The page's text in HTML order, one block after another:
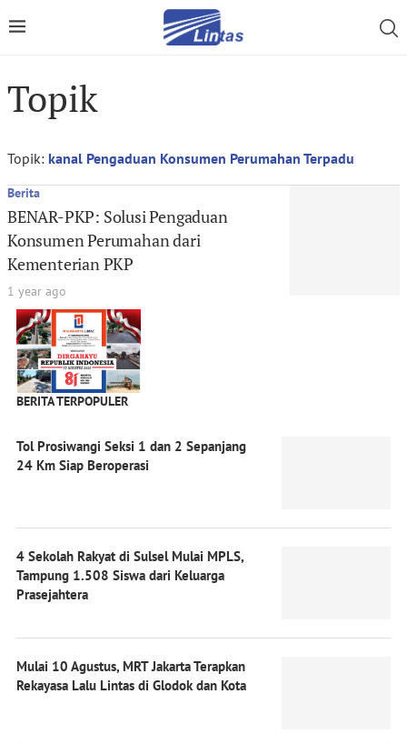
Topik
Topik: kanal Pengaduan Konsumen Perumahan Terpadu
Berita
BENAR-PKP: Solusi Pengaduan
Konsumen Perumahan dari
Kementerian PKP
1 year ago
BERITA TERPOPULER
Tol Prosiwangi Seksi 1 dan 2 Sepanjang
24 Km Siap Beroperasi
4 Sekolah Rakyat di Sulsel Mulai MPLS,
Tampung 1.508 Siswa dari Keluarga
Prasejahtera
Mulai 10 Agustus, MRT Jakarta Terapkan
Rekayasa Lalu Lintas di Glodok dan Kota